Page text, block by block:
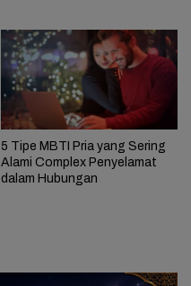
5 Tipe MBTI Pria yang Sering
Alami Complex Penyelamat
dalam Hubungan